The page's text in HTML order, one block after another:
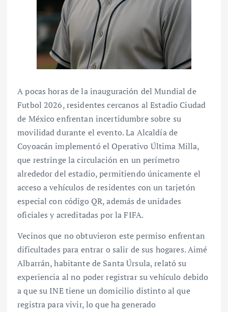
A pocas horas de la inauguración del Mundial de
Futbol 2026, residentes cercanos al Estadio Ciudad
de México enfrentan incertidumbre sobre su
movilidad durante el evento. La Alcaldía de
Coyoacán implementó el Operativo Última Milla,
que restringe la circulación en un perímetro
alrededor del estadio, permitiendo únicamente el
acceso a vehículos de residentes con un tarjetón
especial con código QR, además de unidades
oficiales y acreditadas por la FIFA.
Vecinos que no obtuvieron este permiso enfrentan
dificultades para entrar o salir de sus hogares. Aimé
Albarrán, habitante de Santa Úrsula, relató su
experiencia al no poder registrar su vehículo debido
a que su INE tiene un domicilio distinto al que
registra para vivir, lo que ha generado